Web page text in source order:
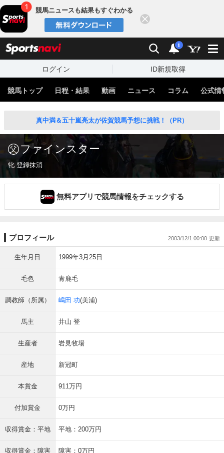
競馬ニュースも結果もすぐわかる
検索 通知
i
ログイン ID新規取得
競馬トップ 日程・結果 動画 ニュース コラム 公式情
真中満＆五十嵐亮太が佐賀競馬予想に挑戦！（PR）
ファインスター
牝 登録抹消
無料アプリで競馬情報をチェックする
プロフィール 2003/12/1 00:00
生年月日 1999年3月25日
毛色 青鹿毛
調教師（所属） 嶋田 功(美浦)
馬主 井山 登
生産者 岩見牧場
産地 新冠町
本賞金 911万円
付加賞金 0万円
収得賞金：平地 平地：200万円
収得賞金：障害 障害：0万円